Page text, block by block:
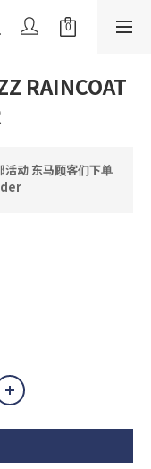
RAINCOAT
动 东马顾客们下单